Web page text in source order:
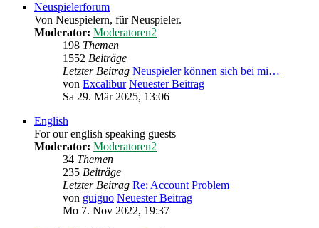
Neuspielerforum
Von Neuspielern, für Neuspieler.
Moderator: Moderatoren2
198 Themen
1552 Beiträge
Letzter Beitrag Neuspieler können sich bei mi…
von Excalibur Neuester Beitrag
Sa 29. Mär 2025, 13:06
English
For our english speaking guests
Moderator: Moderatoren2
34 Themen
235 Beiträge
Letzter Beitrag Re: Account Problem
von guiguo Neuester Beitrag
Mo 7. Nov 2022, 19:37